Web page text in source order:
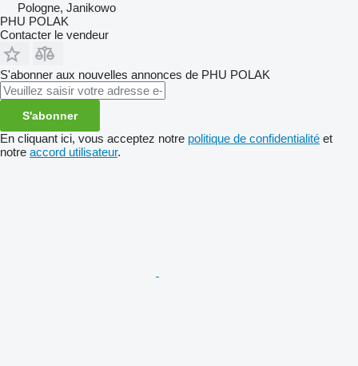
Pologne, Janikowo
PHU POLAK
Contacter le vendeur
S'abonner aux nouvelles annonces de PHU POLAK
S'abonner
En cliquant ici, vous acceptez notre politique de confidentialité et
notre accord utilisateur.